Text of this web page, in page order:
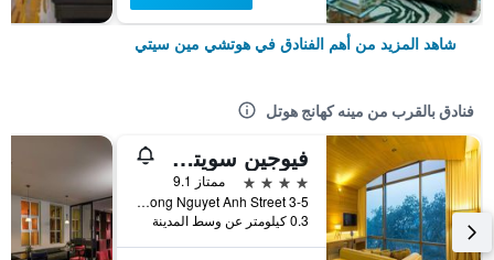
شاهد المزيد من أهم الفنادق في هوتشي مين سيتي
فنادق بالقرب من مينه كهانج هوتل
فيوجين سويتس سايغون
4 نجوم
ممتاز 9.1
3-5 Suong Nguyet Anh Street, هوتشي مين سيتي, فيتنام
0.3 كيلومتر عن وسط المدينة